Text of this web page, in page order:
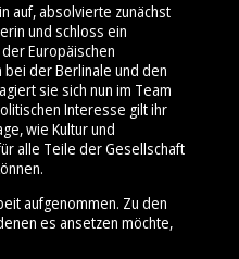
auf, absolvierte zunächst
und schloss ein
Europäischen
bei der Berlinale und den
sie sich nun im Team
Interesse gilt ihr
wie Kultur und
alle Teile der Gesellschaft
aufgenommen. Zu den
es ansetzen möchte,